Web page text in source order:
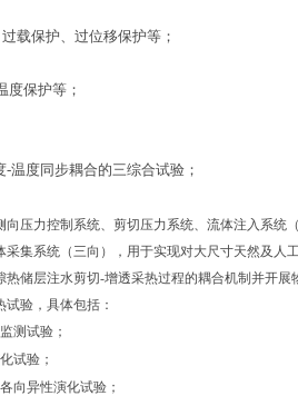
载保护、过位移保护等；
度保护等；
-温度同步耦合的三综合试验；
压力控制系统、剪切压力系统、流体注入系统
集系统（三向），用于实现对大尺寸天然及人
储层注水剪切‑增透采热过程的耦合机制并开展
验，具体包括：
测试验；
试验；
向异性演化试验；